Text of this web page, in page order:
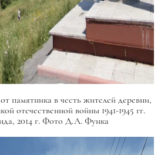
памятника в честь жителей деревни,
отечественной войны 1941-1945 гг.
2014 г. Фото Д.А. Функа